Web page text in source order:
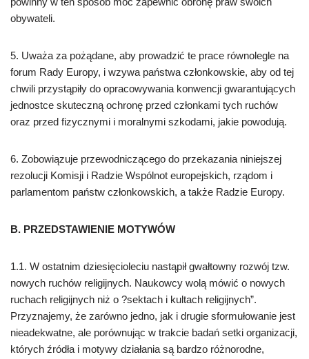
obywateli.
5. Uważa za pożądane, aby prowadzić te prace równolegle na
forum Rady Europy, i wzywa państwa członkowskie, aby od tej
chwili przystąpiły do opracowywania konwencji gwarantujących
jednostce skuteczną ochronę przed członkami tych ruchów
oraz przed fizycznymi i moralnymi szkodami, jakie powodują.
6. Zobowiązuje przewodniczącego do przekazania niniejszej
rezolucji Komisji i Radzie Wspólnot europejskich, rządom i
parlamentom państw członkowskich, a także Radzie Europy.
B. PRZEDSTAWIENIE MOTYWÓW
1.1. W ostatnim dziesięcioleciu nastąpił gwałtowny rozwój tzw.
nowych ruchów religijnych. Naukowcy wolą mówić o nowych
ruchach religijnych niż o ?sektach i kultach religijnych”.
Przyznajemy, że zarówno jedno, jak i drugie sformułowanie jest
nieadekwatne, ale porównując w trakcie badań setki organizacji,
których źródła i motywy działania są bardzo różnorodne,